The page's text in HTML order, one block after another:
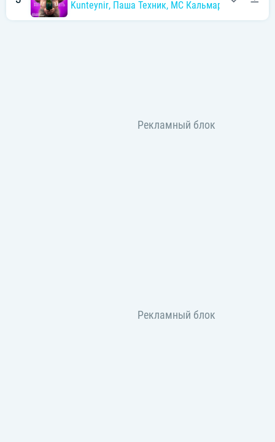
Kunteynir, Паша Техник, MC Кальмар Максим